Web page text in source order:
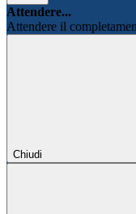
Attendere...
Attendere il
Chiudi